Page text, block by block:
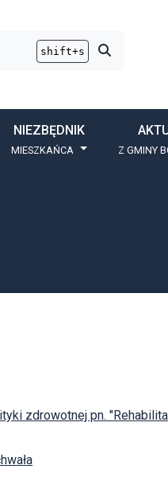
shift+s Przycisk
NIEZBĘDNIK
MIESZKAŃCA Z GMINY
zdrowotnej pn.